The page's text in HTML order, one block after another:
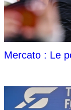
Mercato : Le